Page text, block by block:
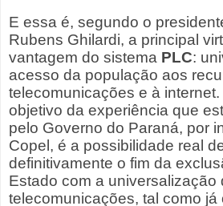
E essa é, segundo o
Rubens Ghilardi, a principal
vantagem do sistema PLC:
acesso da população aos
telecomunicações e à
objetivo da experiência que
pelo Governo do Paraná, por
Copel, é a possibilidade real
definitivamente o fim da
Estado com a universalização
telecomunicações, tal como já